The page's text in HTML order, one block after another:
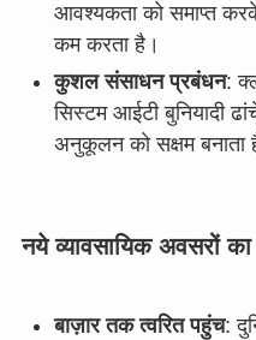
आवश्यकता को समाप्त
कम करता है।
कुशल संसाधन प्रबंधन:
सिस्टम आईटी बुनियादी
अनुकूलन को सक्षम बनाता
नये व्यावसायिक अवसरों
बाज़ार तक त्वरित पहुंच: